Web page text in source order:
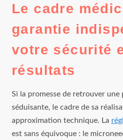
Le cadre
garantie
votre sécurité
résultats
Si la promesse de retrouver une
séduisante, le cadre de sa
approximation technique. La
est sans équivoque : le